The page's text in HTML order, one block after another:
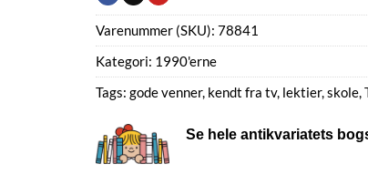
Varenummer (SKU): 78841
Kategori: 1990'erne
Tags: gode venner, kendt fra tv, lektier,skole,
Se hele antikvariatets